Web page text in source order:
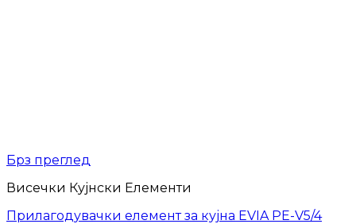
Брз преглед
Висечки Кујнски Елементи
Прилагодувачки елемент за кујна EVIA PE-V5/4